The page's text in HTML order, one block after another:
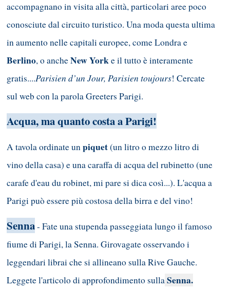
accompagnano in visita alla città, particolari aree poco
conosciute dal circuito turistico. Una moda questa ultima
in aumento nelle capitali europee, come Londra e
Berlino, o ancheNew Yorke il tutto è interamente
gratis....Parisien d’un Jour, Parisien toujours! Cercate
sul web con la parola Greeters Parigi.
Acqua, ma quanto costa a Parigi!
A tavola ordinate unpiquet(un litro o mezzo litro di
vino della casa) e una caraffa di acqua del rubinetto (une
carafe d'eau du robinet, mi pare si dica così...). L'acqua a
Parigi può essere più costosa della birra e del vino!
Senna- Fate una stupenda passeggiata lungo il famoso
fiume di Parigi, la Senna. Girovagate osservando i
leggendari librai che si allineano sulla Rive Gauche.
Leggete l'articolo di approfondimento sullaSenna.